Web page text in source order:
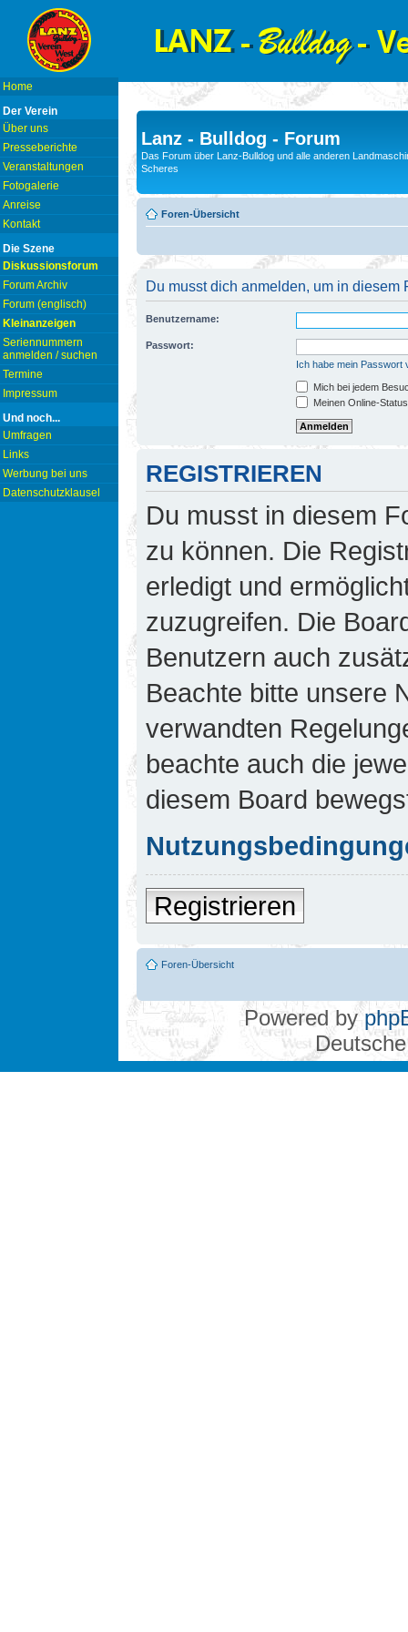
Home
Der Verein
Über uns
Presseberichte
Veranstaltungen
Fotogalerie
Anreise
Kontakt
Die Szene
Diskussionsforum
Forum Archiv
Forum (englisch)
Kleinanzeigen
Seriennummern
anmelden / suchen
Termine
Impressum
Und noch...
Umfragen
Links
Werbung bei uns
Datenschutzklausel
Lanz - Bulldog - Forum
Das Forum über Lanz-Bulldog und alle anderen
Scheres
Foren-Übersicht
Du musst dich anmelden, um in diesem
Benutzername:
Passwort:
Ich habe mein Passwort
Mich bei jedem
Meinen Online-
REGISTRIEREN
Du musst in diesem
zu können. Die
erledigt und
zuzugreifen. Die
Benutzern auch
Beachte bitte unsere
verwandten
beachte auch die
diesem Board
Registrieren
Foren-Übersicht
Powered by